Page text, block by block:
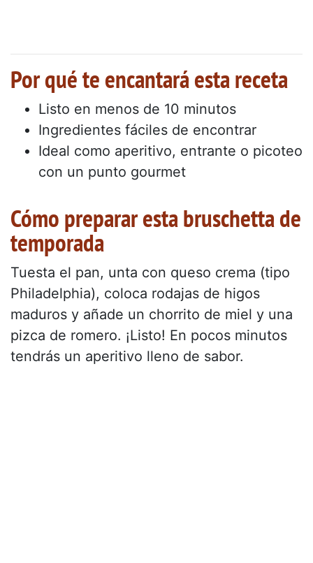
Por qué te encantará esta receta
Listo en menos de 10 minutos
Ingredientes fáciles de encontrar
Ideal como aperitivo, entrante o picoteo
con un punto gourmet
Cómo preparar esta bruschetta de
temporada
Tuesta el pan, unta con queso crema (tipo
Philadelphia), coloca rodajas de higos
maduros y añade un chorrito de miel y una
pizca de romero. ¡Listo! En pocos minutos
tendrás un aperitivo lleno de sabor.